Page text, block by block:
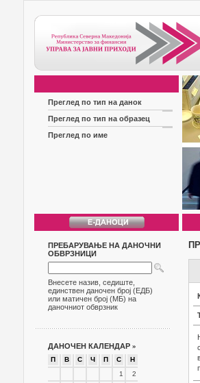
Преглед по тип на данок
Преглед по тип на образец
Преглед по име
ПРЕБАРУВАЊЕ НА ДАНОЧНИ
ОБВРЗНИЦИ
Внесете назив, седиште,
единствен даночен број (ЕДБ)
или матичен број (МБ) на
даночниот обврзник
ДАНОЧЕН КАЛЕНДАР »
П В С Ч П С
Н
1
2